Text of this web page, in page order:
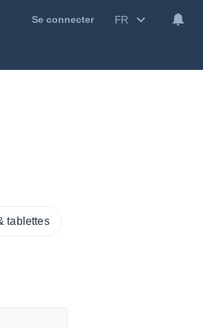
Se connecter FR
tablettes